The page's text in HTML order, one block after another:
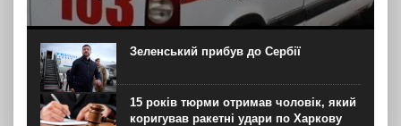
6 серпня до територіального центру комплектування на
Житомирщині доставили чоловіка, який фігурував як
порушник правил військового обліку. Під час
перебування у приміщенні він знепритомнів, а потім
помер. Про інцидент...
Зеленський прибув до Сербії
15 років тюрми отримав чоловік, який
коригував ракетні удари по Харкову